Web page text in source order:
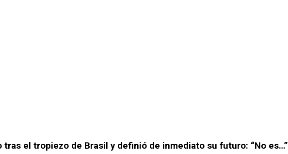
el tropiezo de Brasil y definió de inmediato su futuro: “No es…”